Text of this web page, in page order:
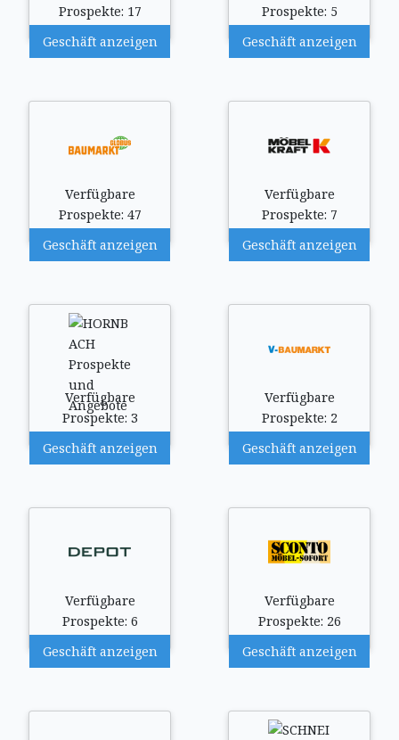
Prospekte: 17
Geschäft anzeigen
Prospekte: 5
Geschäft anzeigen
Verfügbare
Prospekte: 47
Geschäft anzeigen
Verfügbare
Prospekte: 7
Geschäft anzeigen
Verfügbare
Prospekte: 3
Geschäft anzeigen
Verfügbare
Prospekte: 2
Geschäft anzeigen
Verfügbare
Prospekte: 6
Geschäft anzeigen
Verfügbare
Prospekte: 26
Geschäft anzeigen